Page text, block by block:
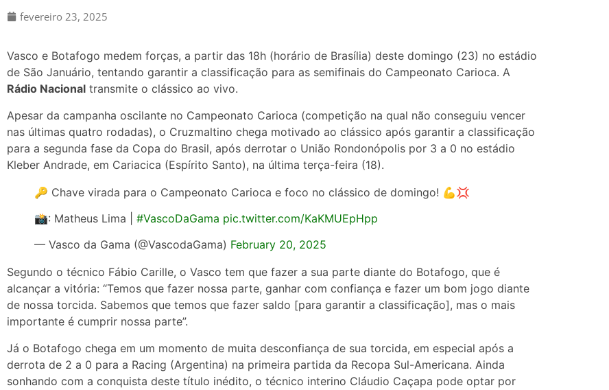
fevereiro 23, 2025
Vasco e Botafogo medem forças, a partir das 18h (horário de Brasília) deste domingo (23) no estádio
de São Januário, tentando garantir a classificação para as semifinais do Campeonato Carioca. A
Rádio Nacional transmite o clássico ao vivo.
Apesar da campanha oscilante no Campeonato Carioca (competição na qual não conseguiu vencer
nas últimas quatro rodadas), o Cruzmaltino chega motivado ao clássico após garantir a classificação
para a segunda fase da Copa do Brasil, após derrotar o União Rondonópolis por 3 a 0 no estádio
Kleber Andrade, em Cariacica (Espírito Santo), na última terça-feira (18).
🔑 Chave virada para o Campeonato Carioca e foco no clássico de domingo! 💪💢
📸: Matheus Lima | #VascoDaGama pic.twitter.com/KaKMUEpHpp
— Vasco da Gama (@VascodaGama) February 20, 2025
Segundo o técnico Fábio Carille, o Vasco tem que fazer a sua parte diante do Botafogo, que é
alcançar a vitória: “Temos que fazer nossa parte, ganhar com confiança e fazer um bom jogo diante
de nossa torcida. Sabemos que temos que fazer saldo [para garantir a classificação], mas o mais
importante é cumprir nossa parte”.
Já o Botafogo chega em um momento de muita desconfiança de sua torcida, em especial após a
derrota de 2 a 0 para a Racing (Argentina) na primeira partida da Recopa Sul-Americana. Ainda
sonhando com a conquista deste título inédito, o técnico interino Cláudio Caçapa pode optar por